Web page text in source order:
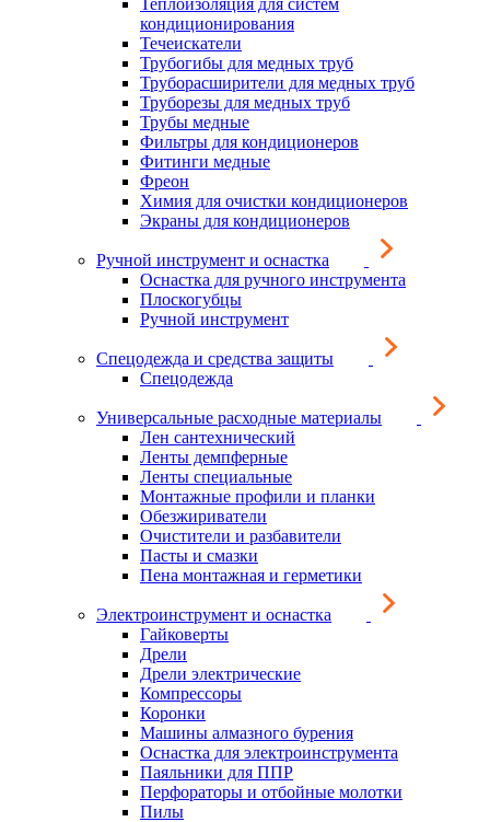
Теплоизоляция для систем
кондиционирования
Течеискатели
Трубогибы для медных труб
Труборасширители для медных труб
Труборезы для медных труб
Трубы медные
Фильтры для кондиционеров
Фитинги медные
Фреон
Химия для очистки кондиционеров
Экраны для кондиционеров
Ручной инструмент и оснастка
Оснастка для ручного инструмента
Плоскогубцы
Ручной инструмент
Спецодежда и средства защиты
Спецодежда
Универсальные расходные материалы
Лен сантехнический
Ленты демпферные
Ленты специальные
Монтажные профили и планки
Обезжириватели
Очистители и разбавители
Пасты и смазки
Пена монтажная и герметики
Электроинструмент и оснастка
Гайковерты
Дрели
Дрели электрические
Компрессоры
Коронки
Машины алмазного бурения
Оснастка для электроинструмента
Паяльники для ППР
Перфораторы и отбойные молотки
Пилы